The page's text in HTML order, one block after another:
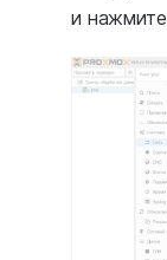
и нажмите